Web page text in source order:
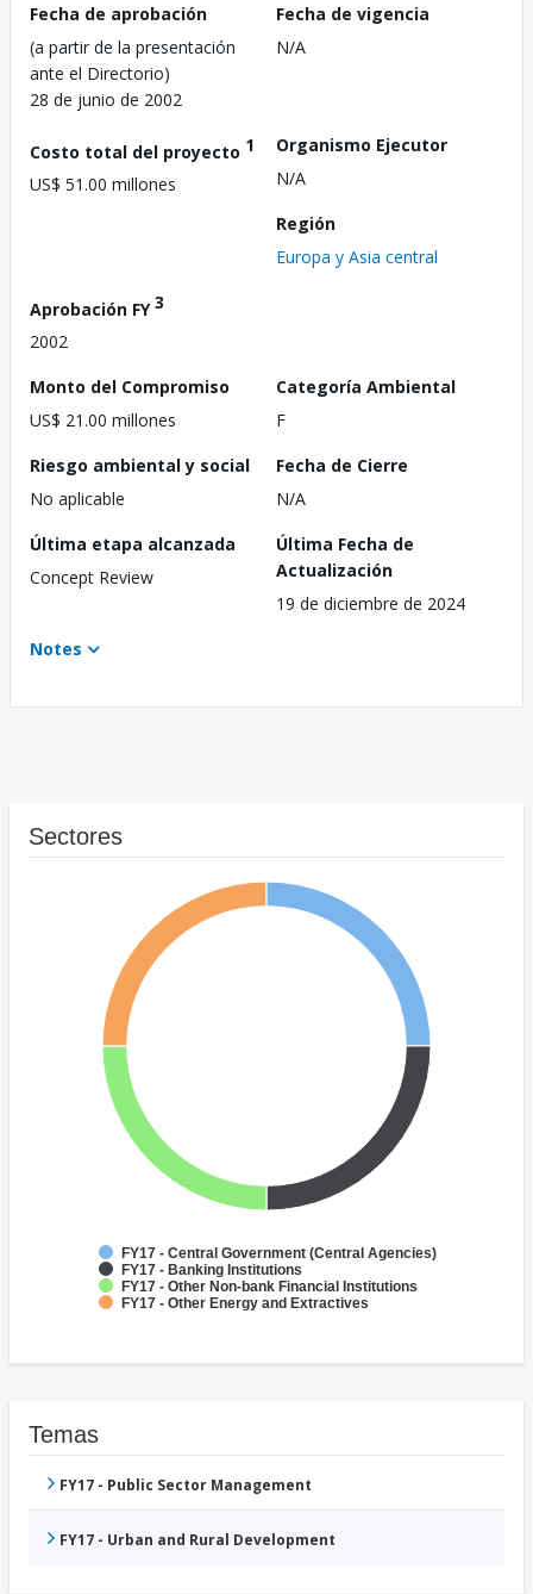
Fecha de aprobación
(a partir de la presentación
ante el Directorio)
28 de junio de 2002
Fecha de vigencia
N/A
Costo total del proyecto 1
US$ 51.00 millones
Organismo Ejecutor
N/A
Región
Europa y Asia central
Aprobación FY3
2002
Monto del Compromiso
US$ 21.00 millones
Categoría Ambiental
F
Riesgo ambiental y social
No aplicable
Fecha de Cierre
N/A
Última etapa alcanzada
Concept Review
Última Fecha de
Actualización
19 de diciembre de 2024
Notes
Sectores
FY17 - Central Government (Central Agencies)
FY17 - Banking Institutions
FY17 - Other Non-bank Financial Institutions
FY17 - Other Energy and Extractives
Temas
FY17 - Public Sector Management
FY17 - Urban and Rural Development